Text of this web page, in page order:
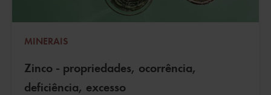
MINERAIS
Zinco - propriedades, ocorrência,
deficiência, excesso